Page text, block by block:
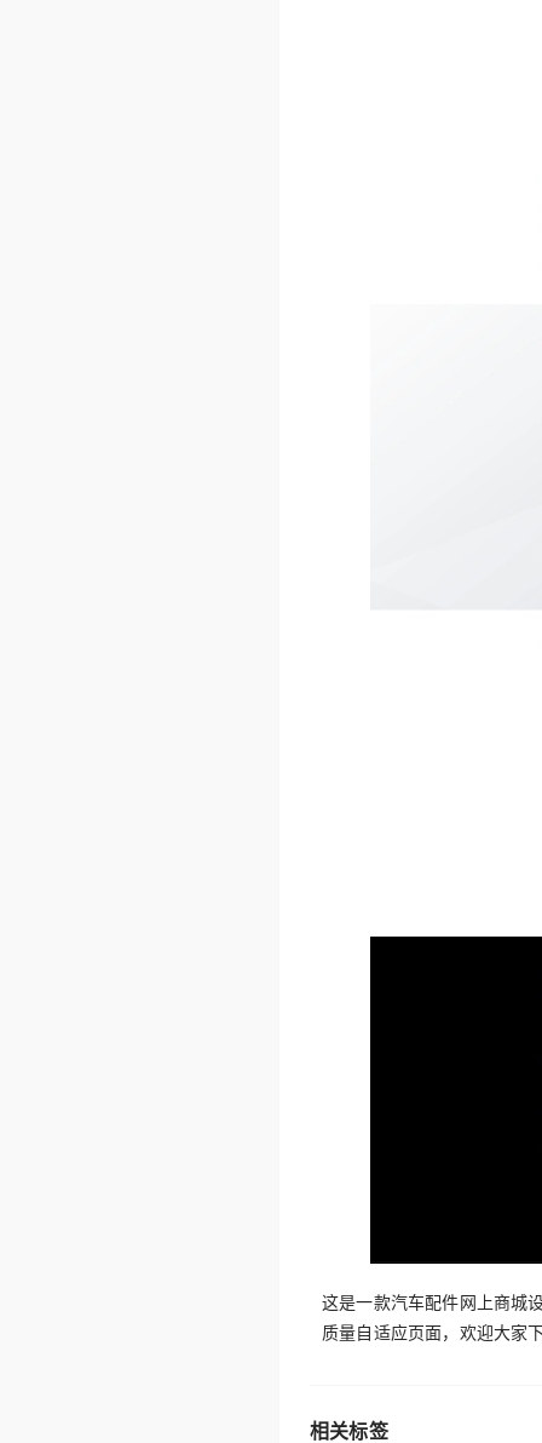
这是一款汽车配件网上商城
质量自适应页面，欢迎大家
相关标签